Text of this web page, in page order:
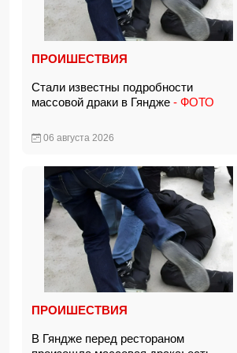
ПРОИШЕСТВИЯ
Стали известны подробности
массовой драки в Гяндже - ФОТО
06 августа 2026
ПРОИШЕСТВИЯ
В Гяндже перед рестораном